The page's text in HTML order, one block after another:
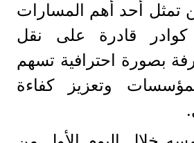
تمثل أحد أهم المسارات
كوادر قادرة على نقل
بصورة احترافية تسهم
وتعزيز كفاءة